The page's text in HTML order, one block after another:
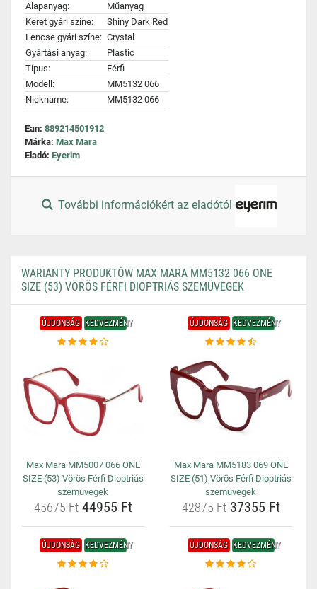
Alapanyag:
Műanyag
Keret gyári színe:
Shiny Dark Red
Lencse gyári színe: Crystal
Gyártási anyag:
Plastic
Típus:
Férfi
Modell:
MM5132 066
Nickname:
MM5132 066
Ean: 889214501912
Márka: Max Mara
Eladó: Eyerim
További információkért az eladótól
WARIANTY PRODUKTÓW MAX MARA MM5132 066 ONE
SIZE (53) VÖRÖS FÉRFI DIOPTRIÁS SZEMÜVEGEK
ÚJDONSÁG KEDVEZMÉNY
Max Mara MM5007 066 ONE
SIZE (53) Vörös Férfi Dioptriás
szemüvegek
45675 Ft44955 Ft
ÚJDONSÁG KEDVEZMÉNY
Max Mara MM5183 069 ONE
SIZE (51) Vörös Férfi Dioptriás
szemüvegek
42875 Ft37355 Ft
ÚJDONSÁG KEDVEZMÉNY ÚJDONSÁG KEDVEZMÉNY